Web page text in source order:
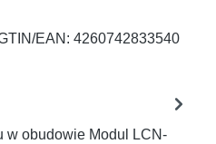
EAN: 4260742833540
w obudowie Modul LCN-